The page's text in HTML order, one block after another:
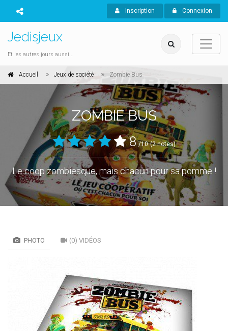
Inscription Connexion
Jedisjeux
Et les autres jours aussi...
Accueil Jeux de société Zombie Bus
ZOMBIE BUS
8 /10 (2 notes)
Le coop zombiesque, mais chacun pour sa pomme !
PHOTO (0) VIDÉOS